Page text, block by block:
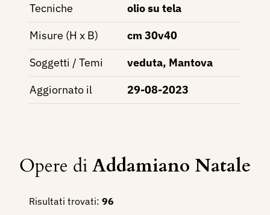
Tecniche
olio su tela
Misure (H x B)
cm 30v40
Soggetti / Temi
veduta, Mantova
Aggiornato il
29-08-2023
Opere diAddamiano Natale
Risultati trovati: 96